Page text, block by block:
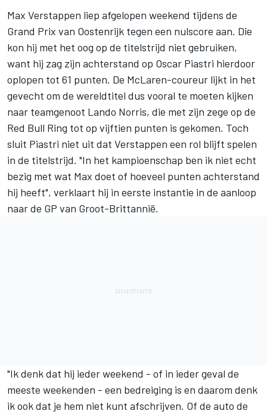
Max Verstappen liep afgelopen weekend tijdens de
Grand Prix van Oostenrijk tegen een nulscore aan. Die
kon hij met het oog op de titelstrijd niet gebruiken,
want hij zag zijn achterstand op Oscar Piastri hierdoor
oplopen tot 61 punten. De McLaren-coureur lijkt in het
gevecht om de wereldtitel dus vooral te moeten kijken
naar teamgenoot Lando Norris, die met zijn zege op de
Red Bull Ring tot op vijftien punten is gekomen. Toch
sluit Piastri niet uit dat Verstappen een rol blijft spelen
in de titelstrijd. "In het kampioenschap ben ik niet echt
bezig met wat Max doet of hoeveel punten achterstand
hij heeft", verklaart hij in eerste instantie in de aanloop
naar de GP van Groot-Brittannië.
"Ik denk dat hij ieder weekend - of in ieder geval de
meeste weekenden - een bedreiging is en daarom denk
ik ook dat je hem niet kunt afschrijven. Of de auto de